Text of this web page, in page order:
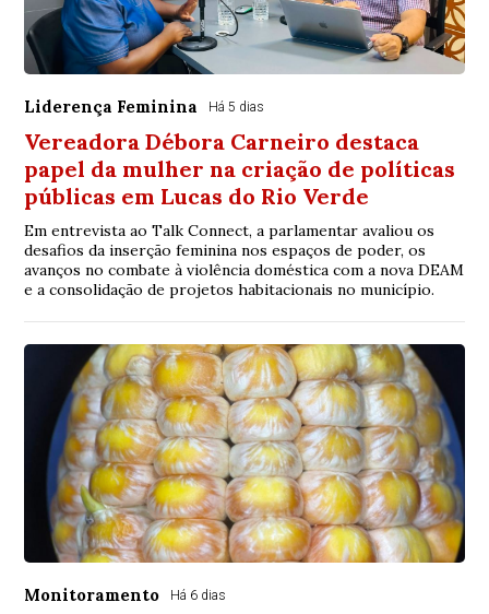
Liderença Feminina Há 5 dias
Vereadora Débora Carneiro destaca
papel da mulher na criação de políticas
públicas em Lucas do Rio Verde
Em entrevista ao Talk Connect, a parlamentar avaliou os
desafios da inserção feminina nos espaços de poder, os
avanços no combate à violência doméstica com a nova DEAM
e a consolidação de projetos habitacionais no município.
Monitoramento Há 6 dias